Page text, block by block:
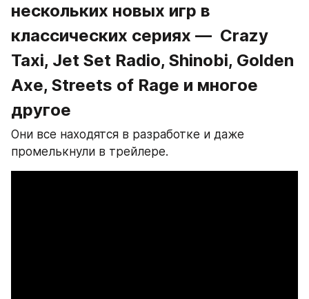
нескольких новых игр в
классических сериях —  Crazy
Taxi, Jet Set Radio, Shinobi, Golden
Axe, Streets of Rage и многое
другое
Они все находятся в разработке и даже
промелькнули в трейлере.